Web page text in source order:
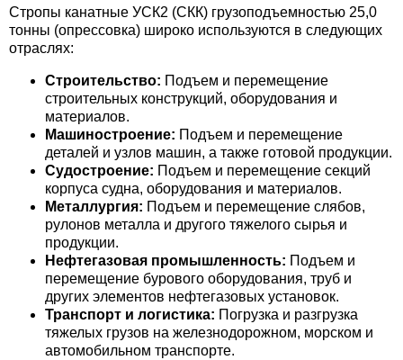
Стропы канатные УСК2 (СКК) грузоподъемностью 25,0
тонны (опрессовка) широко используются в следующих
отраслях:
Строительство: Подъем и перемещение
строительных конструкций, оборудования и
материалов.
Машиностроение: Подъем и перемещение
деталей и узлов машин, а также готовой продукции.
Судостроение: Подъем и перемещение секций
корпуса судна, оборудования и материалов.
Металлургия: Подъем и перемещение слябов,
рулонов металла и другого тяжелого сырья и
продукции.
Нефтегазовая промышленность: Подъем и
перемещение бурового оборудования, труб и
других элементов нефтегазовых установок.
Транспорт и логистика: Погрузка и разгрузка
тяжелых грузов на железнодорожном, морском и
автомобильном транспорте.